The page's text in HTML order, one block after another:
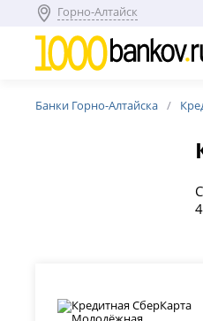
Горно-Алтайск
Банки Горно-Алтайска